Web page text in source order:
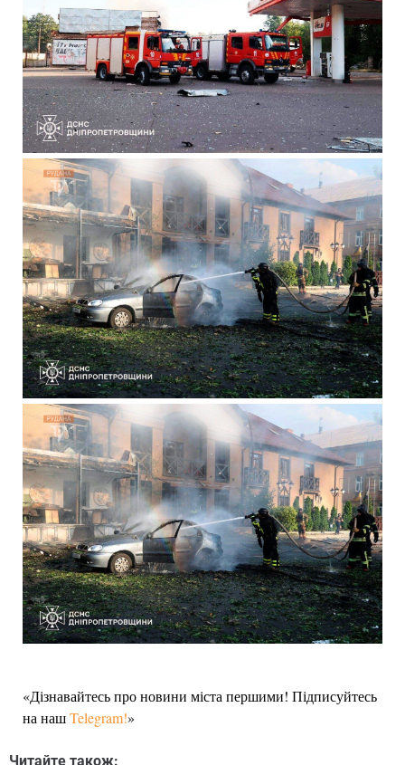
«Дізнавайтесь про новини міста першими! Підписуйтесь
на нашTelegram!»
Читайте також: